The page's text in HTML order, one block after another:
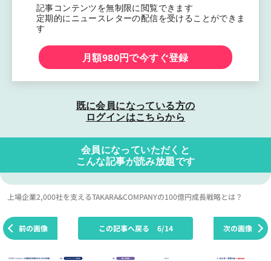
記事コンテンツを無制限に閲覧できます
定期的にニュースレターの配信を受けることができま
す
月額980円で今すぐ登録
既に会員になっている方の
ログインはこちらから
会員になっていただくと
こんな記事が読み放題です
上場企業2,000社を支えるTAKARA&COMPANYの100億円成長戦略とは？
前の画像 次の画像
この記事へ戻る 6/14